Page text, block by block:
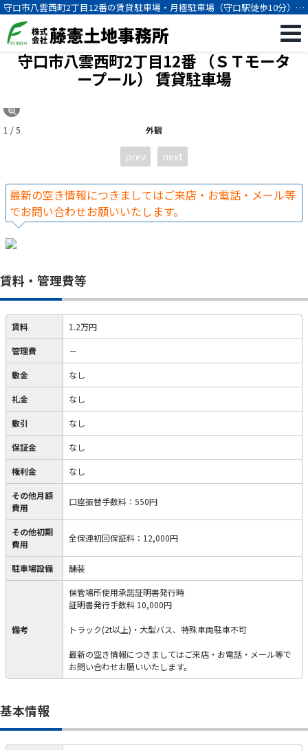
守口市八雲西町2丁目12番の賃貸駐車場・月極駐車場（守口駅徒歩10分）
[2319]
守口市八雲西町2丁目12番 （ＳＴモータ
ープール） 賃貸駐車場
外観
1 / 5
prev next
最新の空き情報につきましてはご来店・お電話・メール等
でお問い合わせお願いいたします。
賃料・管理費等
賃料 1.2万円
管理費 －
敷金 なし
礼金 なし
敷引 なし
保証金 なし
権利金 なし
その他月額
費用
口座振替手数料 ： 550円
その他初期
費用
全保連初回保証料 ： 12,000円
駐車場設備 舗装
備考
保管場所使用承諾証明書発行時
証明書発行手数料 10,000円
トラック(2t以上)・大型バス、特殊車両駐車不可
最新の空き情報につきましてはご来店・お電話・メール等で
お問い合わせお願いいたします。
基本情報